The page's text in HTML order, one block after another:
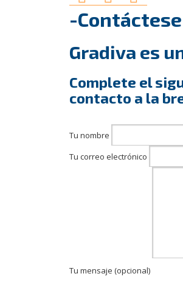
-
Gradiva es
Complete el
contacto a la
Tu nombre
Tu correo electrónico
Tu mensaje (opcional)